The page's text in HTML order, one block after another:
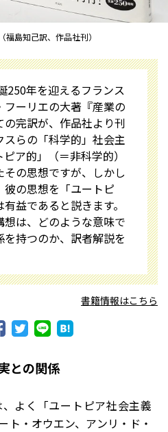
福島知己訳、作品社刊）
250年を迎えるフランス
ーリエの大著『産業の
完訳が、作品社より刊
らの「科学的」社会主
ア的」（＝非科学的）
の思想ですが、しかし
の思想を「ユートピ
益であると説きます。
は、どのような意味で
を持つのか、訳者解説を
書籍情報はこちら
との関係
よく「ユートピア社会主義
ト・オウエン、アンリ・ド・